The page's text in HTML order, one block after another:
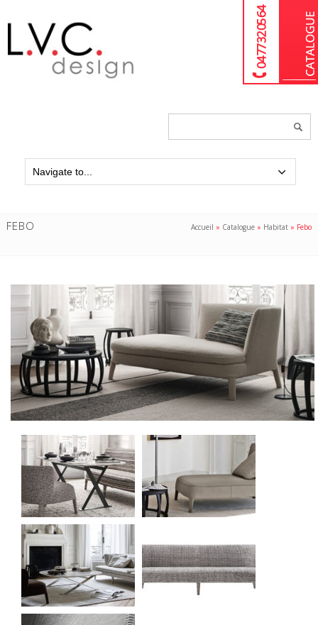
04 77 32 05 64
FEBO Accueil » Catalogue » Habitat » Febo